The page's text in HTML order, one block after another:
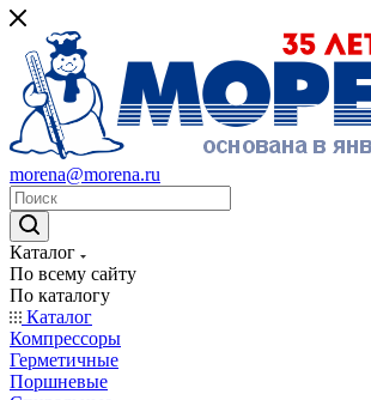
morena@morena.ru
Каталог
По всему сайту
По каталогу
Каталог
Компрессоры
Герметичные
Поршневые